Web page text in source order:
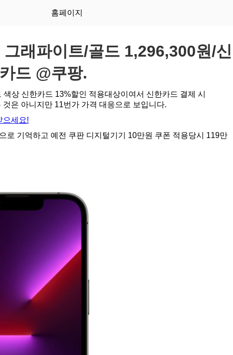
홈페이지
래파이트/골드 1,296,300원/신
드 @쿠팡.
상 신한카드 13%할인 적용대상이여서 신한카드 결제 시
은 아니지만 11번가 가격 대응으로 보입니다.
으세요!
로 기억하고 예전 쿠판 디지털기기 10만원 쿠폰 적용당시 119만